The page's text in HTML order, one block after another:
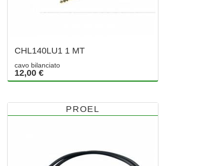
CHL140LU1 1 MT
cavo bilanciato
12,00 €
PROEL